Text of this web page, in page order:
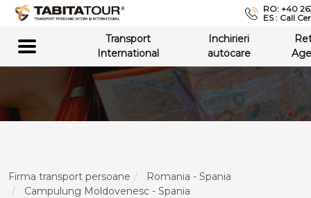
RO: +40
ES : Call
Transport
International
Inchirieri
autocare
Firma transport persoane
Romania - Spania
Campulung Moldovenesc - Spania